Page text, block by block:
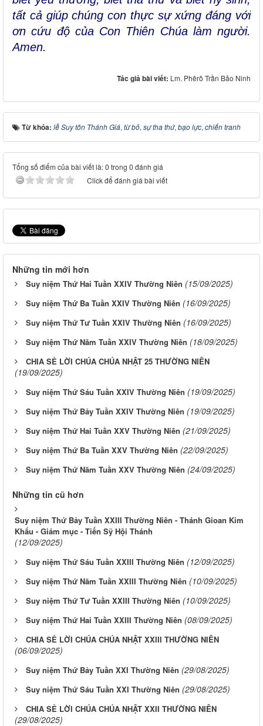
tất cả giúp chúng con thực sự xứng đáng với
ơn cứu độ của Con Thiên Chúa làm người.
Amen.
Tác giả bài viết: Lm. Phêrô Trần Bảo Ninh
Từ khóa: lễ Suy tôn Thánh Giá, từ bỏ, sự tha thứ, bạo lực, chiến tranh
Tổng số điểm của bài viết là: 0 trong 0 đánh giá
Click để đánh giá bài viết
Những tin mới hơn
Suy niệm Thứ Hai Tuần XXIV Thường Niên (15/09/2025)
Suy niệm Thứ Ba Tuần XXIV Thường Niên (16/09/2025)
Suy niệm Thứ Tư Tuần XXIV Thường Niên (16/09/2025)
Suy niệm Thứ Năm Tuần XXIV Thường Niên (18/09/2025)
CHIA SẺ LỜI CHÚA CHÚA NHẬT 25 THƯỜNG NIÊN
(19/09/2025)
Suy niệm Thứ Sáu Tuần XXIV Thường Niên (19/09/2025)
Suy niệm Thứ Bảy Tuần XXIV Thường Niên (19/09/2025)
Suy niệm Thứ Hai Tuần XXV Thường Niên (21/09/2025)
Suy niệm Thứ Ba Tuần XXV Thường Niên (22/09/2025)
Suy niệm Thứ Năm Tuần XXV Thường Niên (24/09/2025)
Những tin cũ hơn
Suy niệm Thứ Bảy Tuần XXIII Thường Niên - Thánh Gioan Kim
Khẩu - Giám mục - Tiến Sỹ Hội Thánh
(12/09/2025)
Suy niệm Thứ Sáu Tuần XXIII Thường Niên (12/09/2025)
Suy niệm Thứ Năm Tuần XXIII Thường Niên (10/09/2025)
Suy niệm Thứ Tư Tuần XXIII Thường Niên (10/09/2025)
Suy niệm Thứ Hai Tuần XXIII Thường Niên (08/09/2025)
CHIA SẺ LỜI CHÚA CHÚA NHẬT XXIII THƯỜNG NIÊN
(06/09/2025)
Suy niệm Thứ Bảy Tuần XXI Thường Niên (29/08/2025)
Suy niệm Thứ Sáu Tuần XXI Thường Niên (29/08/2025)
CHIA SẺ LỜI CHÚA CHÚA NHẬT XXII THƯỜNG NIÊN
(29/08/2025)